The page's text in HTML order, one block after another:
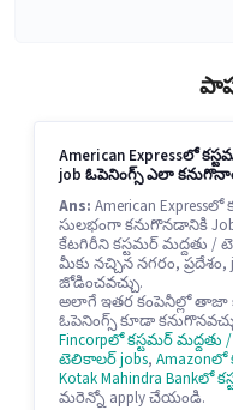
American Expressలో
job ఓపెనింగ్స్ ఎలా
Ans: American
సులభంగా కనుగొనడానికి
కేటగిరీని కస్టమర్ మద్దతు /
మీకు నచ్చిన నగరం,
జోడించవచ్చు.
అలాగే ఇతర కంపెనీల్లో తాజా
ఓపెనింగ్స్ కూడా
Fincorpలో కస్టమర్
టెలికాలర్ jobs, Amazonలో
Kotak Mahindra Bankలో
మరెన్నో apply చేయండి.